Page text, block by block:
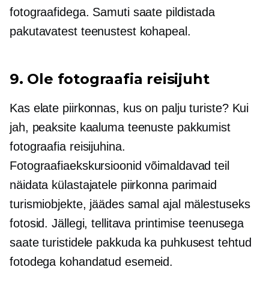
fotograafidega. Samuti saate pildistada
pakutavatest teenustest kohapeal.
9. Ole fotograafia reisijuht
Kas elate piirkonnas, kus on palju turiste? Kui
jah, peaksite kaaluma teenuste pakkumist
fotograafia reisijuhina.
Fotograafiaekskursioonid võimaldavad teil
näidata külastajatele piirkonna parimaid
turismiobjekte, jäädes samal ajal mälestuseks
fotosid. Jällegi, tellitava printimise teenusega
saate turistidele pakkuda ka puhkusest tehtud
fotodega kohandatud esemeid.